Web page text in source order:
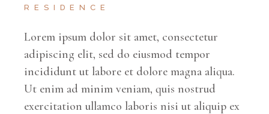
RESIDENCE
Lorem ipsum dolor sit amet, consectetur
adipiscing elit, sed do eiusmod tempor
incididunt ut labore et dolore magna aliqua.
Ut enim ad minim veniam, quis nostrud
exercitation ullamco laboris nisi ut aliquip ex